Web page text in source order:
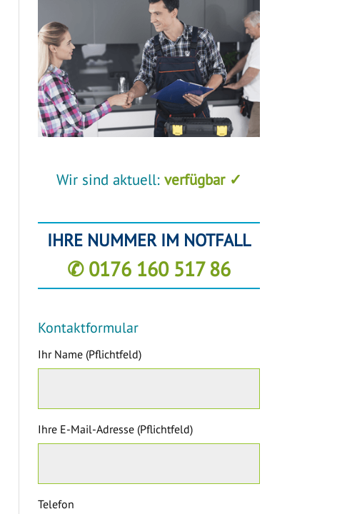
Wir sind aktuell: verfügbar ✓
IHRE NUMMER IM NOTFALL
✆ 0176 160 517 86
Kontaktformular
Ihr Name (Pflichtfeld)
Ihre E-Mail-Adresse (Pflichtfeld)
Telefon